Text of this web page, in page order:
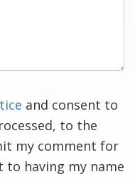
and consent to
to the
my comment for
to having my name